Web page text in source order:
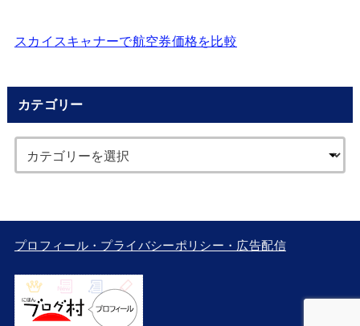
スカイスキャナーで航空券価格を比較
カテゴリー
プロフィール・プライバシーポリシー・広告配信